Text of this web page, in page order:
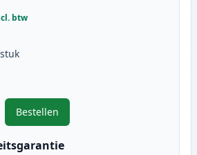
btw
om aan te passen
Bestellen
,2 stuks Brother TN3480 toner